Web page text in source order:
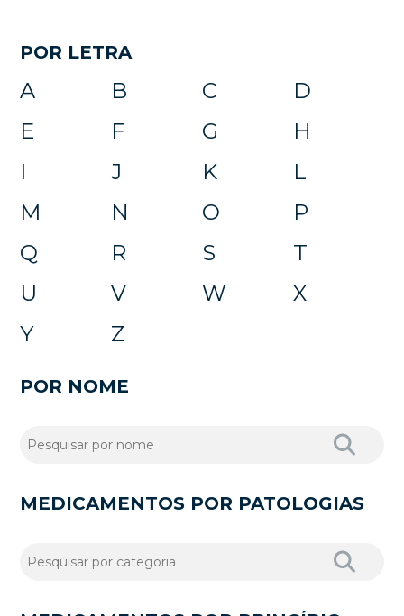
POR LETRA
A B C
D
E
F G
H
I
J K
L
M
N O
P
Q
R S
T
U
V W
X
Y
Z
POR NOME
MEDICAMENTOS POR PATOLOGIAS